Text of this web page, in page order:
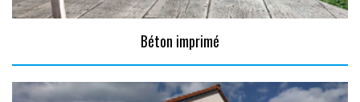
Béton imprimé